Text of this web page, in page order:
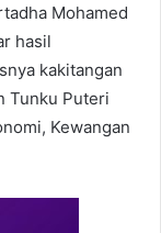
Mohamed
hasil
kakitangan
Tunku Puteri
Kewangan